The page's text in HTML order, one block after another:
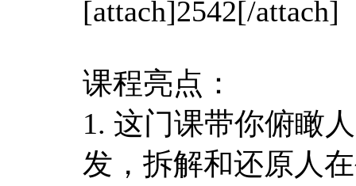
[attach]2542[/attach]
课程亮点：
1. 这门课带你俯瞰
发，拆解和还原人